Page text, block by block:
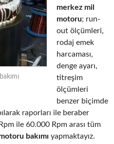
merkez mil
motoru; run-
out ölçümleri,
rodaj emek
harcaması,
denge ayarı,
titreşim
ölçümleri
benzer biçimde
raporları ile beraber
ile 60.000 Rpm arası tüm
bakımı yapmaktayız.